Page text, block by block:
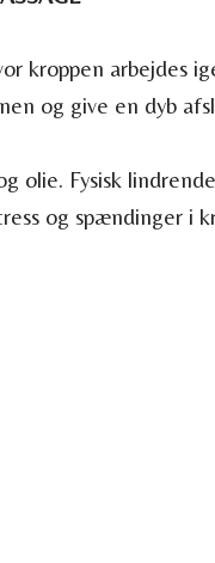
kroppen arbejdes
og give en dyb
olie. Fysisk
og spændinger i